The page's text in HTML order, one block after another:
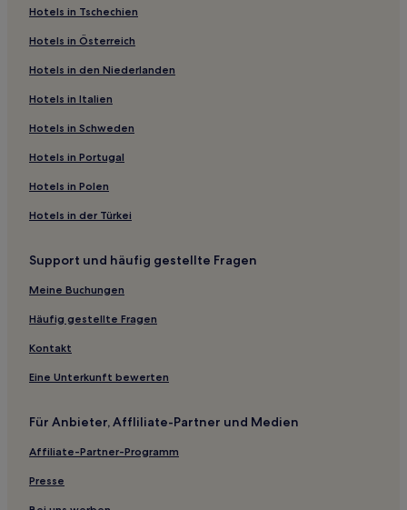
Familien in Lille
Haustierfreundliche in Hauts-de-France
Familien in Hauts-de-France
Hotels mit Parkplatz in Hauts-de-France
Hotels mit Parkplatz in Europäische Metropole Lille
Haustierfreundliche in Calais
Familien in Calais
Haustierfreundliche in Le Touquet-Paris-Plage
Haustierfreundliche in Lens
Haustierfreundliche in Béthune
Hotels mit Parkplatz in Villeneuve-d'Ascq
Haustierfreundliche in Boulogne-sur-Mer
Familien in Boulogne-sur-Mer
Hotels mit Parkplatz in Département Pas-de-Calais
Haustierfreundliche in Département Pas-de-Calais
Land der Zwei Kaps: Hotels
Hotels in Tschechien
Hotels in Österreich
Hotels in den Niederlanden
Hotels in Italien
Hotels in Schweden
Hotels in Portugal
Hotels in Polen
Hotels in der Türkei
Support und häufig gestellte Fragen
Meine Buchungen
Häufig gestellte Fragen
Kontakt
Eine Unterkunft bewerten
Für Anbieter, Affliliate-Partner und Medien
Affiliate-Partner-Programm
Presse